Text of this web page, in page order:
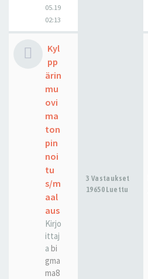
05.19
02:13
Kyl
pp
ärin
mu
ovi
ma
ton
pin
noi
tu
s/m
aal
aus
Kirjo
ittaj
a bi
gma
ma8
3 Vastaukset
19650 Luettu